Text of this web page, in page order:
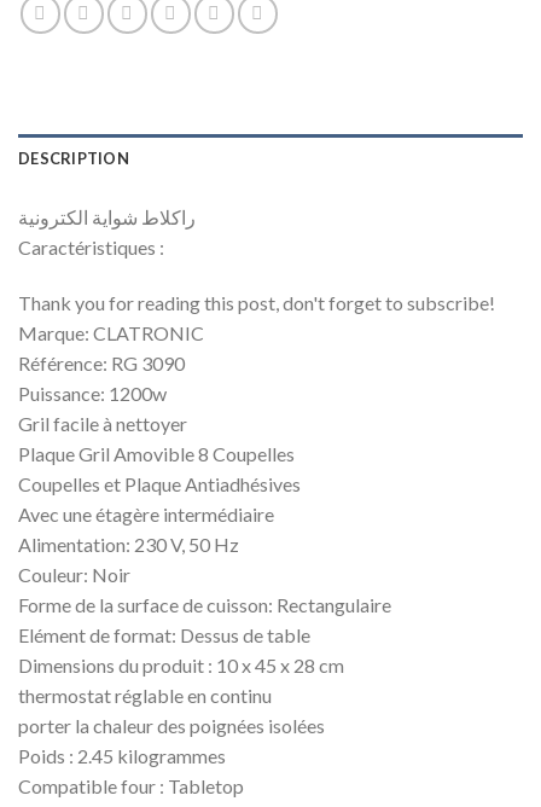
DESCRIPTION
راكلاط شواية الكترونية
Caractéristiques :
Thank you for reading this post, don't forget to subscribe!
Marque: CLATRONIC
Référence: RG 3090
Puissance: 1200w
Gril facile à nettoyer
Plaque Gril Amovible 8 Coupelles
Coupelles et Plaque Antiadhésives
Avec une étagère intermédiaire
Alimentation: 230 V, 50 Hz
Couleur: Noir
Forme de la surface de cuisson: Rectangulaire
Elément de format: Dessus de table
Dimensions du produit : 10 x 45 x 28 cm
thermostat réglable en continu
porter la chaleur des poignées isolées
Poids : 2.45 kilogrammes
Compatible four : Tabletop